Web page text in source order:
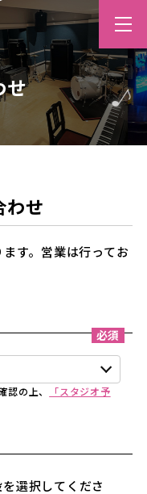
せ
わせ
ます。営業は行ってお
必須
の上、
「スタジオ予
選択してくださ